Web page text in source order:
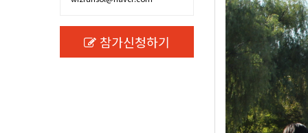
참가신청하기